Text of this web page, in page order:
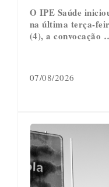
O IPE Saúde
na última terça-
(4), a convocação
07/08/2026